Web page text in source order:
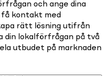
och ange dina
få kontakt med
rätt lösning utifrån
din lokalförfrågan på två
utbudet på marknaden